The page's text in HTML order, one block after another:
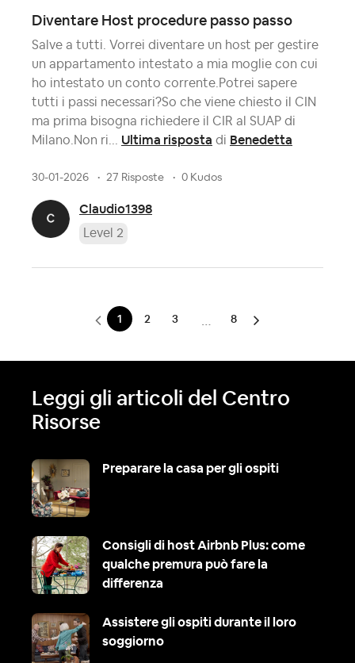
Diventare Host procedure passo passo
Salve a tutti. Vorrei diventare un host per gestire
un appartamento intestato a mia moglie con cui
ho intestato un conto corrente.Potrei sapere
tutti i passi necessari?So che viene chiesto il CIN
ma prima bisogna richiedere il CIR al SUAP di
Milano.Non ri... Ultima risposta di Benedetta
30-01-2026 27 Risposte 0 Kudos
Claudio1398
Level 2
1 2 3 8
Leggi gli articoli del Centro
Risorse
Preparare la casa per gli ospiti
Consigli di host Airbnb Plus: come
qualche premura può fare la
differenza
Assistere gli ospiti durante il loro
soggiorno